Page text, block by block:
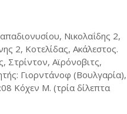
Νικολαΐδης 2,
2, Κοτελίδας, Ακάλεστος.
Στρίντον, Αϊρόνοβιτς,
Γιορντάνοφ (Βουλγαρία),
Κόχεν Μ. (τρία δίλεπτα